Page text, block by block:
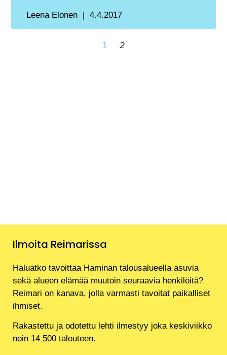
Leena Elonen 4.4.2017
1 2
Ilmoita Reimarissa
Haluatko tavoittaa Haminan talousalueella asuvia
sekä alueen elämää muutoin seuraavia henkilöitä?
Reimari on kanava, jolla varmasti tavoitat paikalliset
ihmiset.
Rakastettu ja odotettu lehti ilmestyy joka keskiviikko
noin 14 500 talouteen.